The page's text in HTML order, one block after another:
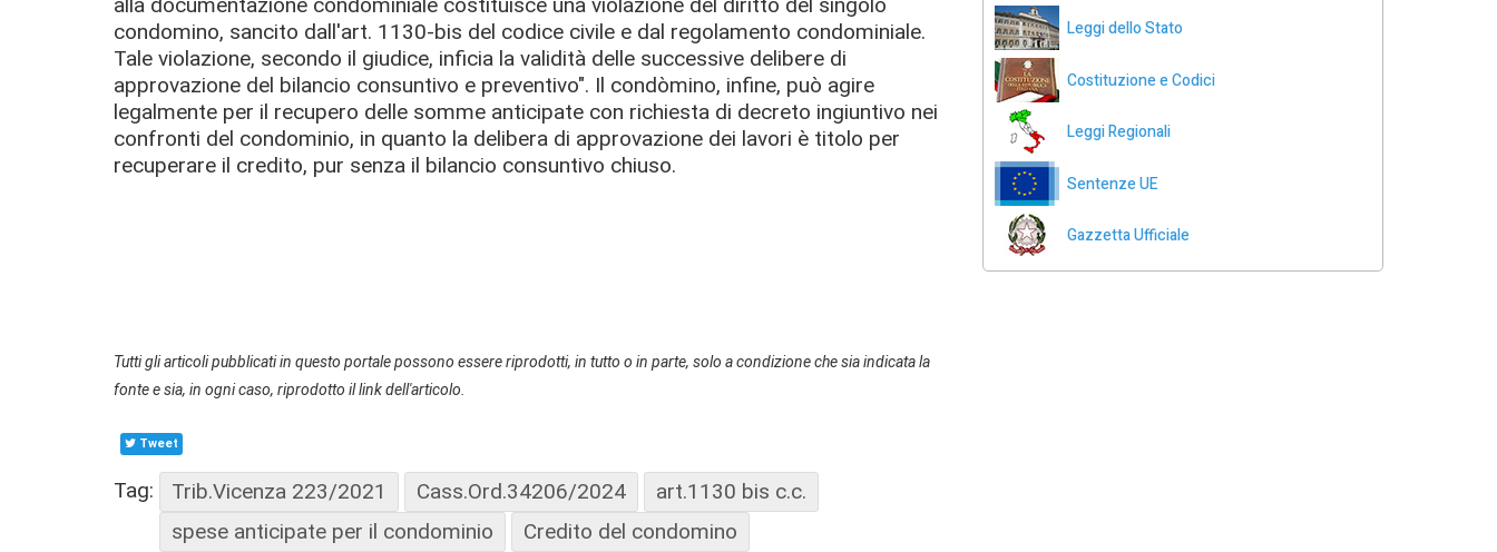
alla documentazione condominiale costituisce una violazione del diritto del singolo
condomino, sancito dall'art. 1130-bis del codice civile e dal regolamento condominiale.
Tale violazione, secondo il giudice, inficia la validità delle successive delibere di
approvazione del bilancio consuntivo e preventivo". Il condòmino, infine, può agire
legalmente per il recupero delle somme anticipate con richiesta di decreto ingiuntivo nei
confronti del condominio, in quanto la delibera di approvazione dei lavori è titolo per
recuperare il credito, pur senza il bilancio consuntivo chiuso.
Tutti gli articoli pubblicati in questo portale possono essere riprodotti, in tutto o in parte, solo a condizione che sia indicata la
fonte e sia, in ogni caso, riprodotto il link dell'articolo.
Tweet
Tag: Trib.Vicenza 223/2021 Cass.Ord.34206/2024
art.1130 bis c.c.
spese anticipate per il condominio
Credito del condomino
Leggi dello Stato
Costituzione e Codici
Leggi Regionali
Sentenze UE
Gazzetta Ufficiale